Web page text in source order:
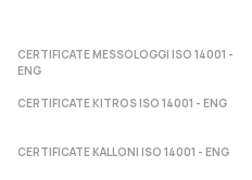
CERTIFICATE MESSOLOGGI ISO 14001 -
ENG
CERTIFICATE KITROS ISO 14001 - ENG
CERTIFICATE KALLONI ISO 14001 - ENG